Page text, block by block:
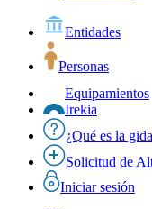
Entidades
Personas
Equipamientos
Irekia
¿Qué es la
Solicitud de
Iniciar sesión